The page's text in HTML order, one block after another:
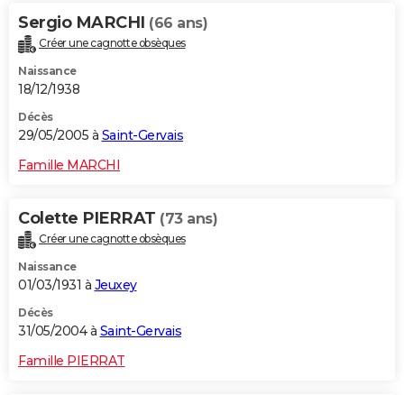
Sergio MARCHI (66 ans)
Créer une cagnotte obsèques
Naissance
18/12/1938
Décès
29/05/2005 à Saint-Gervais
Famille MARCHI
Colette PIERRAT (73 ans)
Créer une cagnotte obsèques
Naissance
01/03/1931 à Jeuxey
Décès
31/05/2004 à Saint-Gervais
Famille PIERRAT